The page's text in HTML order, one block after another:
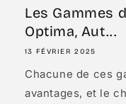
Les Gammes
Optima, Aut...
13 FÉVRIER 2025
Chacune de ces
avantages, et le